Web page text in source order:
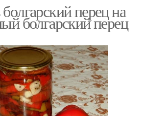
перец на
болгарский перец